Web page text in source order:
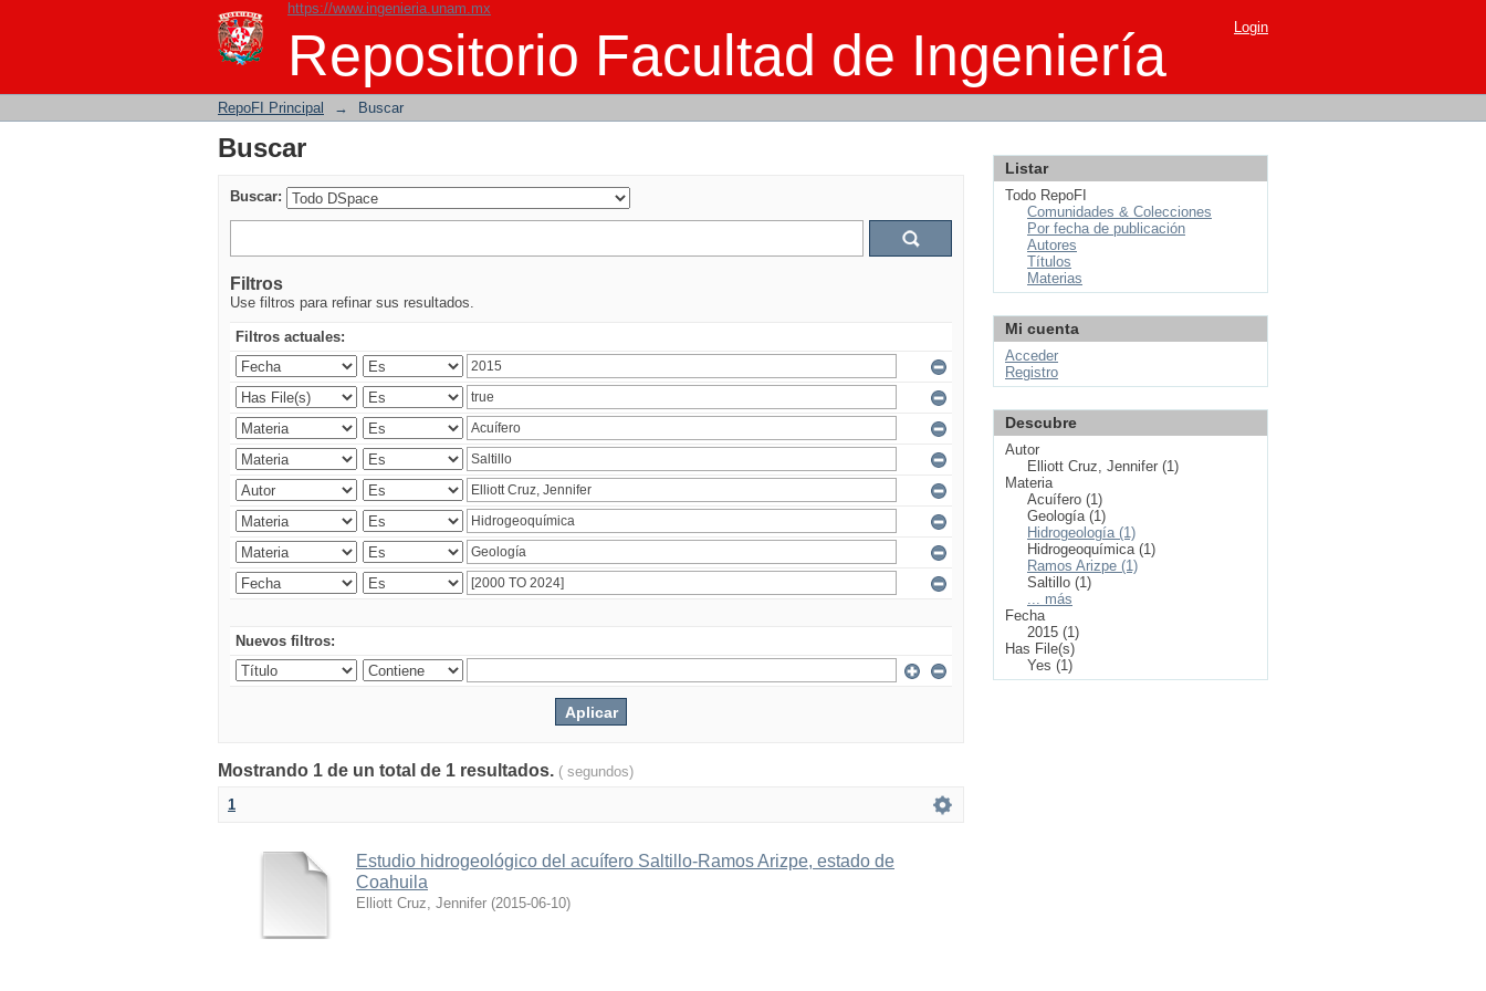
https://www.ingenieria.unam.mx
Repositorio Facultad de Ingeniería
Buscar Login
RepoFI Principal → Buscar
Buscar
Buscar:
Filtros
Use filtros para refinar sus resultados.
Filtros actuales:
Nuevos filtros:
Mostrando 1 de un total de 1 resultados. ( segundos)
1
Estudio hidrogeológico del acuífero Saltillo-Ramos Arizpe, estado de
Coahuila
Elliott Cruz, Jennifer (2015-06-10)
Listar
Todo RepoFI
Comunidades & Colecciones
Por fecha de publicación
Autores
Títulos
Materias
Mi cuenta
Acceder
Registro
Descubre
Autor
Elliott Cruz, Jennifer (1)
Materia
Acuífero (1)
Geología (1)
Hidrogeología (1)
Hidrogeoquímica (1)
Ramos Arizpe (1)
Saltillo (1)
... más
Fecha
2015 (1)
Has File(s)
Yes (1)